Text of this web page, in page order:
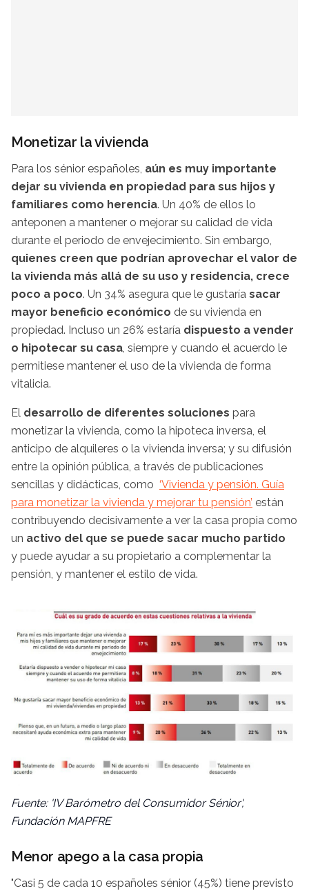
Monetizar la vivienda
Para los sénior españoles, aún es muy importante
dejar su vivienda en propiedad para sus hijos y
familiares como herencia. Un 40% de ellos lo
anteponen a mantener o mejorar su calidad de vida
durante el periodo de envejecimiento. Sin embargo,
quienes creen que podrían aprovechar el valor de
la vivienda más allá de su uso y residencia, crece
poco a poco. Un 34% asegura que le gustaría sacar
mayor beneficio económico de su vivienda en
propiedad. Incluso un 26% estaría dispuesto a vender
o hipotecar su casa, siempre y cuando el acuerdo le
permitiese mantener el uso de la vivienda de forma
vitalicia.
El desarrollo de diferentes soluciones para
monetizar la vivienda, como la hipoteca inversa, el
anticipo de alquileres o la vivienda inversa; y su difusión
entre la opinión pública, a través de publicaciones
sencillas y didácticas, como ‘Vivienda y pensión. Guía
para monetizar la vivienda y mejorar tu pensión’ están
contribuyendo decisivamente a ver la casa propia como
un activo del que se puede sacar mucho partido
y puede ayudar a su propietario a complementar la
pensión, y mantener el estilo de vida.
Fuente: 'IV Barómetro del Consumidor Sénior',
Fundación MAPFRE
Menor apego a la casa propia
"Casi 5 de cada 10 españoles sénior (45%) tiene previsto